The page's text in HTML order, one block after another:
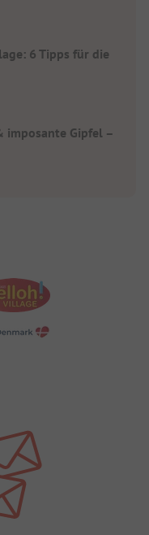
6 Tipps für die
imposante Gipfel –